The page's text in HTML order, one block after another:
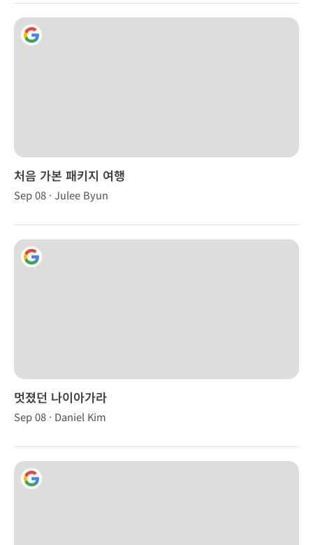
처음 가본 패키지 여행
Sep 08 · Julee Byun
멋졌던 나이아가라
Sep 08 · Daniel Kim